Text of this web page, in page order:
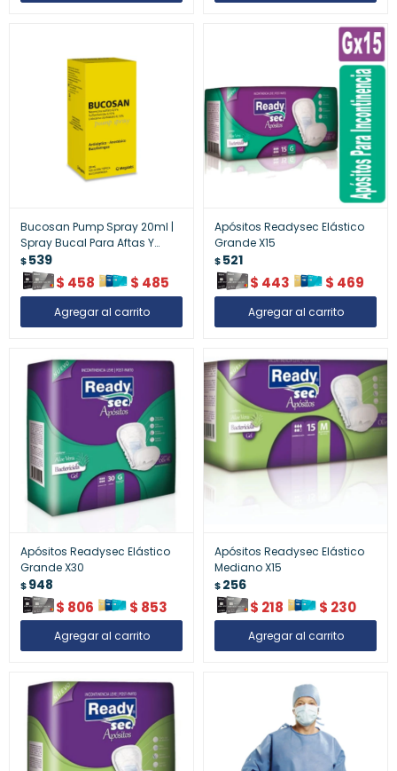
Bucosan Pump Spray 20ml |
Spray Bucal Para Aftas Y
Dolor
$539
$ 458 $ 485
Apósitos Readysec Elástico
Grande X15
$521
$ 443 $ 469
Apósitos Readysec Elástico
Grande X30
$948
$ 806 $ 853
Apósitos Readysec Elástico
Mediano X15
$256
$ 218 $ 230